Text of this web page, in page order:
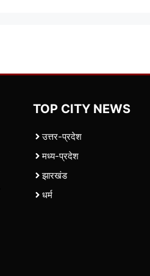
TOP CITY NEWS
उत्तर-प्रदेश
मध्य-प्रदेश
झारखंड
धर्म